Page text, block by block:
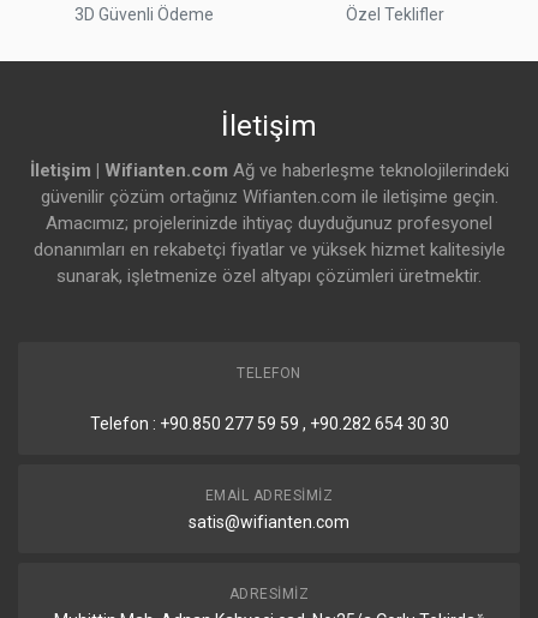
3D Güvenli Ödeme Özel Teklifler
İletişim
İletişim | Wifianten.com Ağ ve haberleşme teknolojilerindeki
güvenilir çözüm ortağınız Wifianten.com ile iletişime geçin.
Amacımız; projelerinizde ihtiyaç duyduğunuz profesyonel
donanımları en rekabetçi fiyatlar ve yüksek hizmet kalitesiyle
sunarak, işletmenize özel altyapı çözümleri üretmektir.
TELEFON
Telefon : +90.850 277 59 59 , +90.282 654 30 30
EMAIL ADRESIMIZ
satis@wifianten.com
ADRESIMIZ